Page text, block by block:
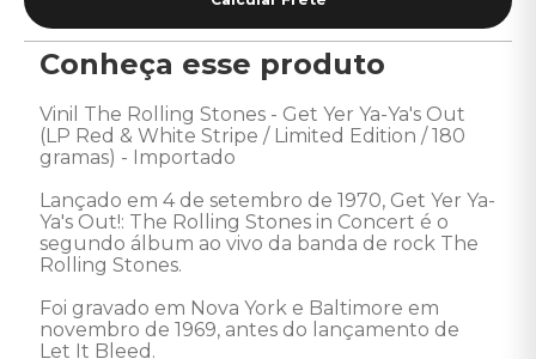
Conheça esse produto
Vinil The Rolling Stones - Get Yer Ya-Ya's Out
(LP Red & White Stripe / Limited Edition / 180
gramas) - Importado
Lançado em 4 de setembro de 1970, Get Yer Ya-
Ya's Out!: The Rolling Stones in Concert é o
segundo álbum ao vivo da banda de rock The
Rolling Stones.
Foi gravado em Nova York e Baltimore em
novembro de 1969, antes do lançamento de
Let It Bleed.